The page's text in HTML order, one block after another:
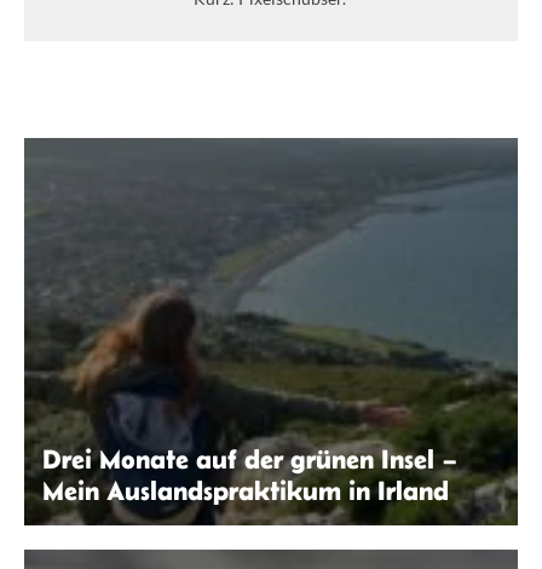
Drei Monate auf der grünen Insel –
Mein Auslandspraktikum in Irland